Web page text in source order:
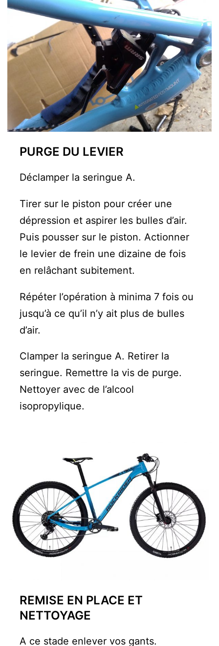
PURGE DU LEVIER
Déclamper la seringue A.
Tirer sur le piston pour créer une
dépression et aspirer les bulles d’air.
Puis pousser sur le piston. Actionner
le levier de frein une dizaine de fois
en relâchant subitement.
Répéter l’opération à minima 7 fois ou
jusqu’à ce qu’il n’y ait plus de bulles
d’air.
Clamper la seringue A. Retirer la
seringue. Remettre la vis de purge.
Nettoyer avec de l’alcool
isopropylique.
REMISE EN PLACE ET
NETTOYAGE
A ce stade enlever vos gants.